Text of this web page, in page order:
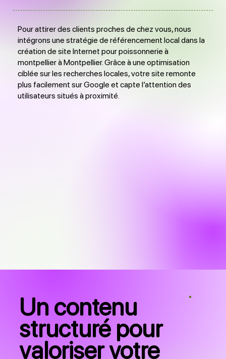
Pour attirer des clients proches de chez vous, nous
intégrons une stratégie de référencement local dans la
création de site Internet pour poissonnerie à
montpellier à Montpellier. Grâce à une optimisation
ciblée sur les recherches locales, votre site remonte
plus facilement sur Google et capte l’attention des
utilisateurs situés à proximité.
Un contenu
structuré pour
valoriser votre